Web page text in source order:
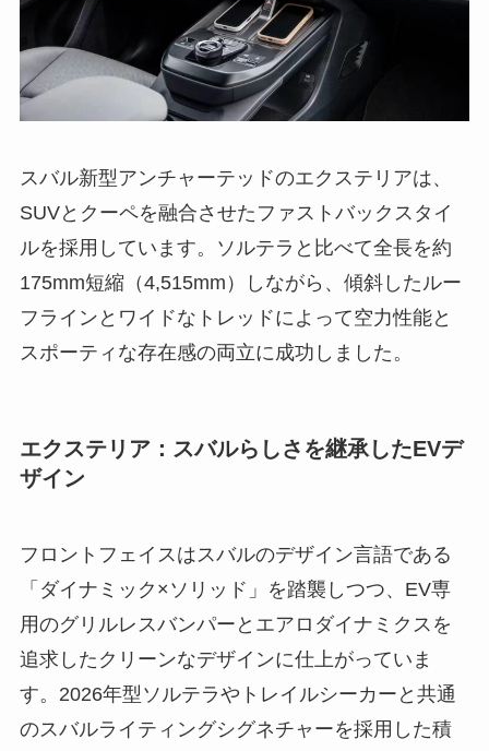
スバル新型アンチャーテッドのエクステリアは、
SUVとクーペを融合させたファストバックスタイ
ルを採用しています。ソルテラと比べて全長を約
175mm短縮（4,515mm）しながら、傾斜したルー
フラインとワイドなトレッドによって空力性能と
スポーティな存在感の両立に成功しました。
エクステリア：スバルらしさを継承したEVデ
ザイン
フロントフェイスはスバルのデザイン言語である
「ダイナミック×ソリッド」を踏襲しつつ、EV専
用のグリルレスバンパーとエアロダイナミクスを
追求したクリーンなデザインに仕上がっていま
す。2026年型ソルテラやトレイルシーカーと共通
のスバルライティングシグネチャーを採用した積